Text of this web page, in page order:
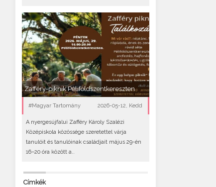
Zafféry-piknik Péliföldszentkereszten
#Magyar Tartomány 2026-05-12, Kedd
A nyergesújfalui Zafféry Károly Szalézi
Középiskola közössége szeretettel várja
tanulóit és tanulóinak családjait május 29-én
16–20 óra között a..
Címkék